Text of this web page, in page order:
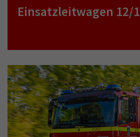
Einsatzleitwagen 12/1